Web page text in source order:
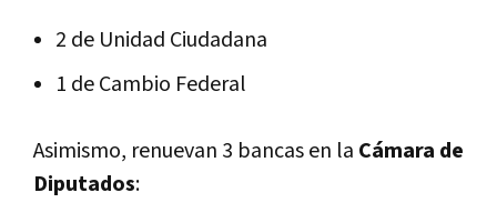
2 de Unidad Ciudadana
1 de Cambio Federal
Asimismo, renuevan 3 bancas en la Cámara de
Diputados: